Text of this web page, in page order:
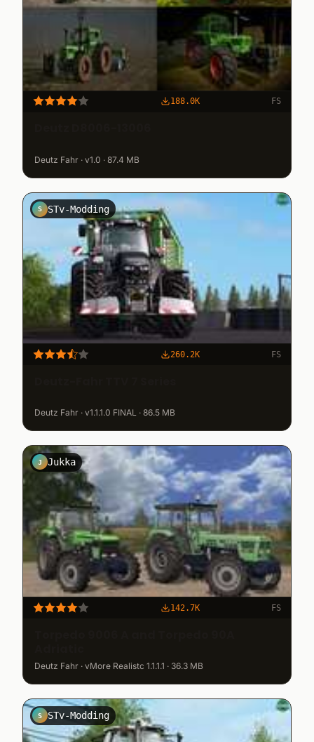
188.0K FS
Deutz Fahr · v1.0 · 87.4 MB
S STv-Modding
260.2K FS
Deutz Fahr · v1.1.1.0 FINAL · 86.5 MB
J Jukka
142.7K FS
Deutz Fahr · vMore Realistc 1.1.1.1 · 36.3 MB
S STv-Modding